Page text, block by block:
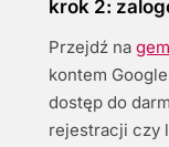
krok 2:
Przejdź na
kontem
dostęp do
rejestracji czy